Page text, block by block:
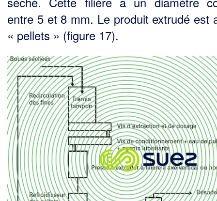
entre 5 et 8 mm. Le produit extrudé est
« pellets » (figure 17).